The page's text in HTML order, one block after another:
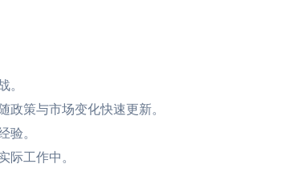
。
政策与市场变化快速更新。
验。
工作中。